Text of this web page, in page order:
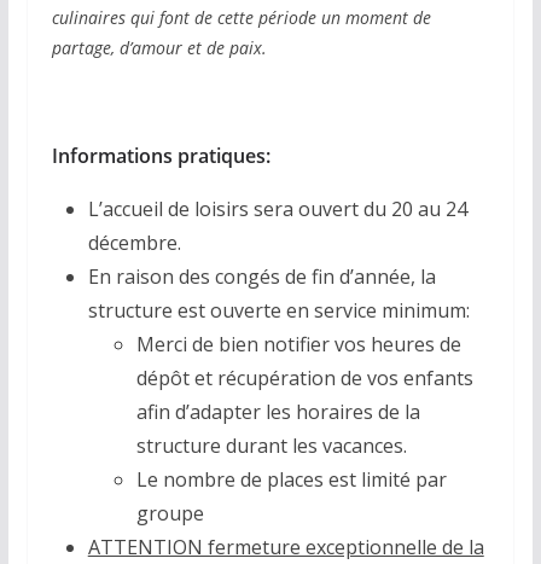
culinaires qui font de cette période un moment de
partage, d’amour et de paix.
Informations pratiques:
L’accueil de loisirs sera ouvert du 20 au 24
décembre.
En raison des congés de fin d’année, la
structure est ouverte en service minimum:
Merci de bien notifier vos heures de
dépôt et récupération de vos enfants
afin d’adapter les horaires de la
structure durant les vacances.
Le nombre de places est limité par
groupe
ATTENTION fermeture exceptionnelle de la